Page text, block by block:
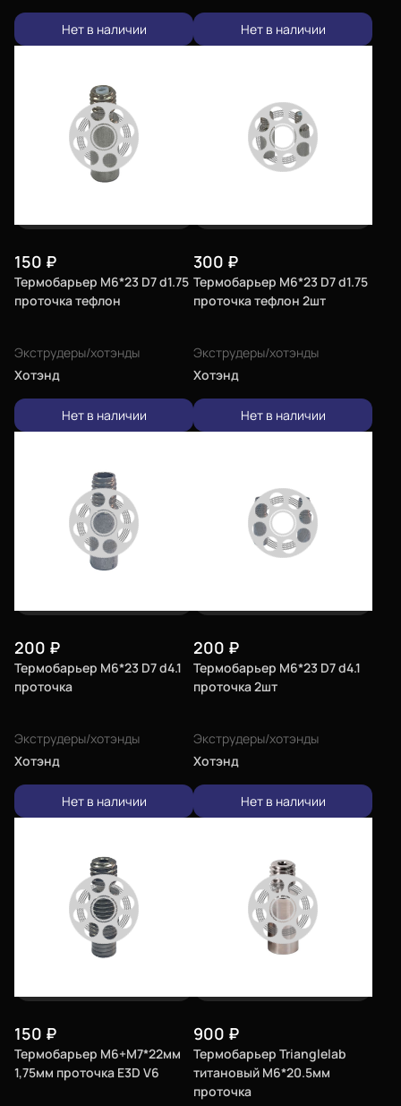
Нет в наличии Нет в наличии
150 ₽
Термобарьер M6*23 D7 d1.75
проточка тефлон
Экструдеры/хотэнды
Хотэнд
Нет в наличии
300 ₽
Термобарьер M6*23 D7 d1.75
проточка тефлон 2шт
Экструдеры/хотэнды
Хотэнд
Нет в наличии
200 ₽
Термобарьер M6*23 D7 d4.1
проточка
Экструдеры/хотэнды
Хотэнд
Нет в наличии
200 ₽
Термобарьер M6*23 D7 d4.1
проточка 2шт
Экструдеры/хотэнды
Хотэнд
Нет в наличии
150 ₽
Термобарьер M6+М7*22мм
1,75мм проточка E3D V6
900 ₽
Термобарьер Trianglelab
титановый M6*20.5мм
проточка